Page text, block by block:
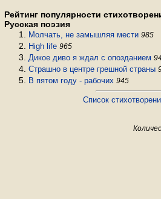
Рейтинг русских поэтов
Рейтинг стихотворений
Рейтинг популярности
Русская поэзия
Молчать, не замышляя мести 985
High life 965
Дикое диво я ждал с опозданием
Страшно в центре грешной страны
В пятом году - рабочих 945
Список